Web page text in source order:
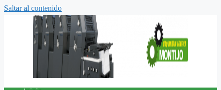
Saltar al contenido